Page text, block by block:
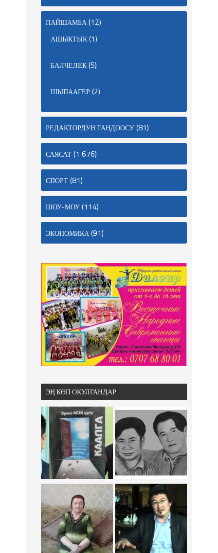
ПАЙШАМБА(12)
АШЫКТЫК(1)
БАЛЧЕЛЕК(5)
ШЫПААГЕР(2)
РЕДАКТОРДУН ТАНДООСУ(81)
САЯСАТ(1 676)
СПОРТ(81)
ШОУ-МОУ(114)
ЭКОНОМИКА(91)
ЭҢ КӨП ОКУЛГАНДАР